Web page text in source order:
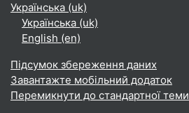
Українська ‎(uk)‎
Українська ‎(uk)‎
English ‎(en)‎
Підсумок збереження даних
Завантажте мобільний додаток
Перемикнути до стандартної теми